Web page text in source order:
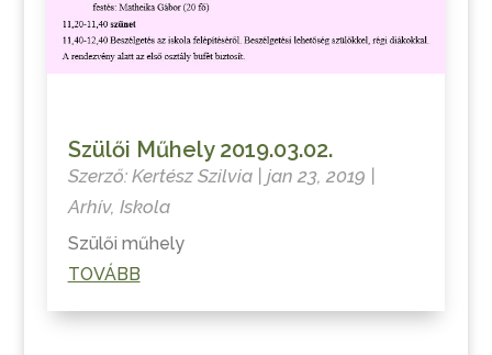
Szülői Műhely 2019.03.02.
Szerző: Kertész Szilvia| jan 23, 2019 |
Arhív, Iskola
Szülői műhely
TOVÁBB